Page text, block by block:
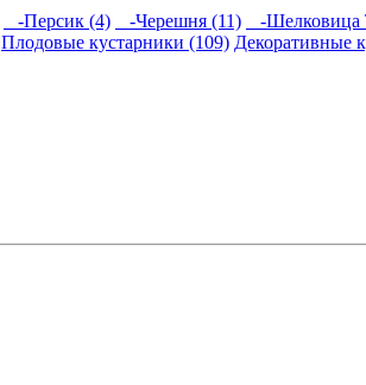
-Персик (4) -Черешня (11) -Шелковица
Плодовые кустарники (109) Декоративные